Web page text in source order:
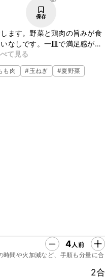
保存
ます。野菜と鶏肉の旨みが食
なしです。一皿で満足感があ
てもおすすめです。お好みの
ますよ。この機会にぜひ作っ
て見る
も肉 #玉ねぎ #夏野菜
4人前
時間や火加減など、手順も分量に合
2合